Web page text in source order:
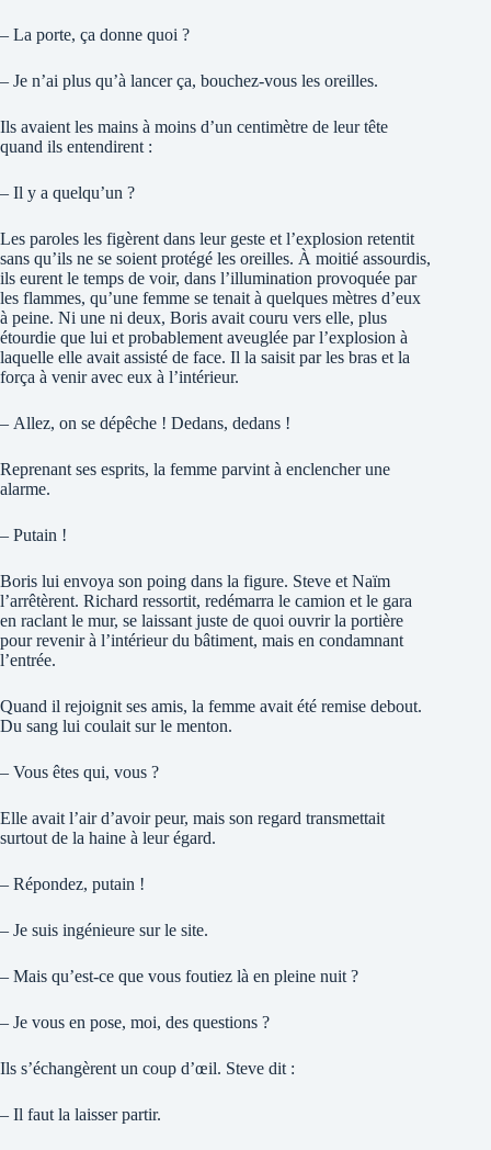
– La porte, ça donne quoi ?
– Je n’ai plus qu’à lancer ça, bouchez-vous les oreilles.
Ils avaient les mains à moins d’un centimètre de leur tête
quand ils entendirent :
– Il y a quelqu’un ?
Les paroles les figèrent dans leur geste et l’explosion retentit
sans qu’ils ne se soient protégé les oreilles. À moitié assourdis,
ils eurent le temps de voir, dans l’illumination provoquée par
les flammes, qu’une femme se tenait à quelques mètres d’eux
à peine. Ni une ni deux, Boris avait couru vers elle, plus
étourdie que lui et probablement aveuglée par l’explosion à
laquelle elle avait assisté de face. Il la saisit par les bras et la
força à venir avec eux à l’intérieur.
– Allez, on se dépêche ! Dedans, dedans !
Reprenant ses esprits, la femme parvint à enclencher une
alarme.
– Putain !
Boris lui envoya son poing dans la figure. Steve et Naïm
l’arrêtèrent. Richard ressortit, redémarra le camion et le gara
en raclant le mur, se laissant juste de quoi ouvrir la portière
pour revenir à l’intérieur du bâtiment, mais en condamnant
l’entrée.
Quand il rejoignit ses amis, la femme avait été remise debout.
Du sang lui coulait sur le menton.
– Vous êtes qui, vous ?
Elle avait l’air d’avoir peur, mais son regard transmettait
surtout de la haine à leur égard.
– Répondez, putain !
– Je suis ingénieure sur le site.
– Mais qu’est-ce que vous foutiez là en pleine nuit ?
– Je vous en pose, moi, des questions ?
Ils s’échangèrent un coup d’œil. Steve dit :
– Il faut la laisser partir.